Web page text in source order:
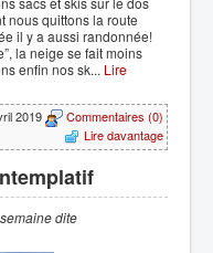
nous quittons la route
il y a aussi randonnée!
la neige se fait moins
enfin nos sk... Lire
2019
Commentaires (0)
Lire davantage
dite